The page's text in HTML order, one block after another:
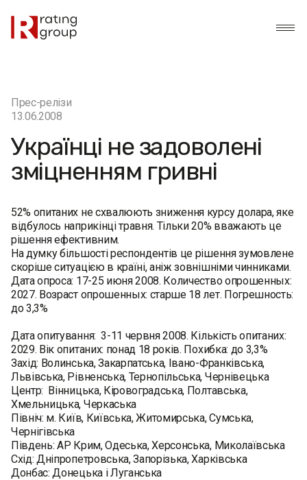
Прес-релізи
13.06.2008
Українці не задоволені
зміцненням гривні
52% опитаних не схвалюють зниження курсу долара, яке
відбулось наприкінці травня. Тільки 20% вважають це
рішення ефективним.
На думку більшості респондентів це рішення зумовлене
скоріше ситуацією в країні, аніж зовнішніми чинниками.
Дата опроса: 17-25 июня 2008. Количество опрошенных:
2027. Возраст опрошенных: старше 18 лет. Погрешность:
до 3,3%
Дата опитування: 3-11 червня 2008. Кількість опитаних:
2029. Вік опитаних: понад 18 років. Похибка: до 3,3%
Захід: Волинська, Закарпатська, Івано-Франківська,
Львівська, Рівненська, Тернопільська, Чернівецька
Центр: Вінницька, Кіровоградська, Полтавська,
Хмельницька, Черкаська
Північ: м. Київ, Київська, Житомирська, Сумська,
Чернігівська
Південь: АР Крим, Одеська, Херсонська, Миколаївська
Схід: Дніпропетровська, Запорізька, Харківська
Донбас: Донецька і Луганська